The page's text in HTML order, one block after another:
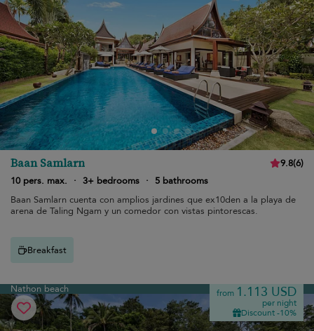
Baan Samlarn 9.8(6)
10 pers. max.
· 3+ bedrooms ·
5 bathrooms
Baan Samlarn cuenta con amplios jardines que ex10den a la playa de
arena de Taling Ngam y un comedor con vistas pintorescas.
Breakfast
Nathon beach from 1.113 USD
per night
Discount -10%